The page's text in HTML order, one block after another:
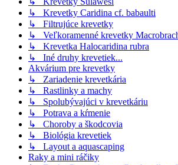
↳ Krevetky Caridina cf. babaulti
↳ Filtrujúce krevetky
↳ Veľkoramenné krevetky
↳ Krevetka Halocaridina rubra
↳ Iné druhy krevetiek...
Akvárium pre krevetky
↳ Zariadenie krevetkária
↳ Rastlinky a machy
↳ Spolubývajúci v krevetkáriu
↳ Potrava a kŕmenie
↳ Choroby a škodcovia
↳ Biológia krevetiek
↳ Layout a aquascaping
Raky a mini ráčiky